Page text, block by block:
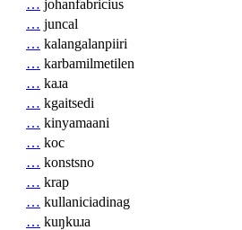
… johanfabricius
… juncal
… kalangalanpiiri
… karbamilmetilen
… kaɹa
… kgaitsedi
… kinyamaani
… koc
… konstsno
… krap
… kullaniciadinag
… kuŋkuɹa